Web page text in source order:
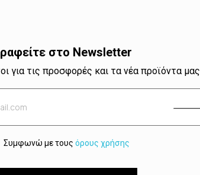
στο Newsletter
για τις προσφορές και τα νέα προϊόντα μας
Συμφωνώ με τους όρους χρήσης